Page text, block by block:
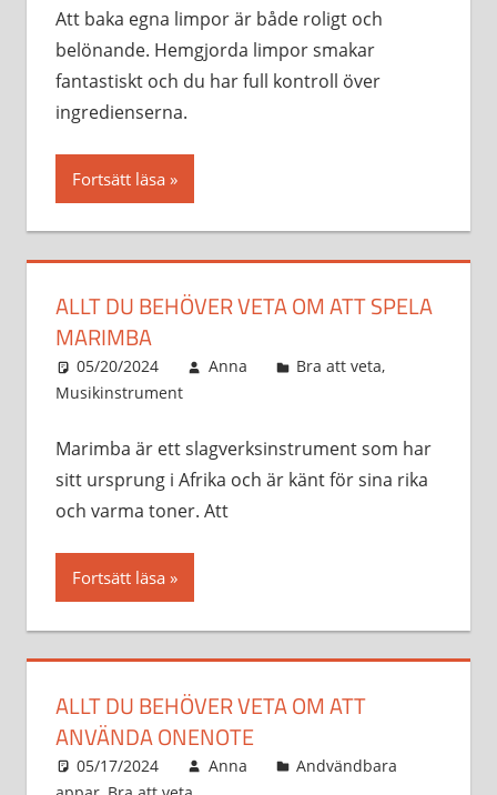
Att baka egna limpor är både roligt och
belönande. Hemgjorda limpor smakar
fantastiskt och du har full kontroll över
ingredienserna.
Fortsätt läsa
ALLT DU BEHÖVER VETA OM ATT SPELA
MARIMBA
05/20/2024 Anna Bra att veta,
Musikinstrument
Marimba är ett slagverksinstrument som har
sitt ursprung i Afrika och är känt för sina rika
och varma toner. Att
Fortsätt läsa
ALLT DU BEHÖVER VETA OM ATT
ANVÄNDA ONENOTE
05/17/2024 Anna
Andvändbara